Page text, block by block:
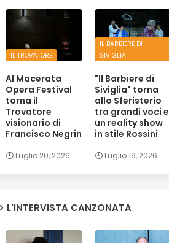
IL TROVATORE
Al Macerata
Opera Festival
torna il
Trovatore
visionario di
Francisco Negrin
Luglio 20, 2026
IL BARBIERE DI
SIVIGLIA
"Il Barbiere di
Siviglia" torna
allo Sferisterio
tra grandi voci e
un reality show
in stile Rossini
Luglio 19, 2026
L'INTERVISTA CANZONATA